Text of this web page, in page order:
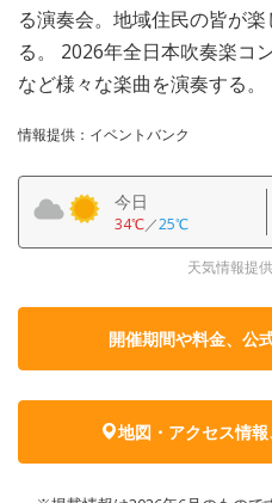
る演奏会。地域住民の皆が
る。 2026年全日本吹奏楽コ
など様々な楽曲を演奏する。
情報提供：イベントバンク
今日
34℃／25℃
天気情報提
開催期間や料金、公
地図・アクセス情